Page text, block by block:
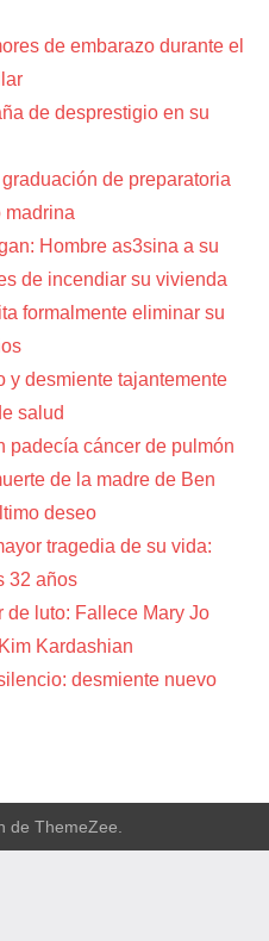
de embarazo durante el
de desprestigio en su
de preparatoria
madrina
Hombre as3sina a su
de incendiar su vivienda
formalmente eliminar su
y desmiente tajantemente
salud
padecía cáncer de pulmón
de la madre de Ben
deseo
tragedia de su vida:
32 años
de luto: Fallece Mary Jo
Kardashian
desmiente nuevo
de ThemeZee.